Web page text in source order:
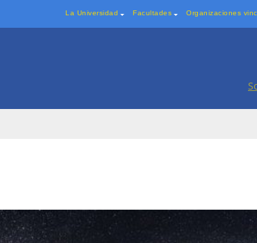
La Universidad Facultades Organizaciones